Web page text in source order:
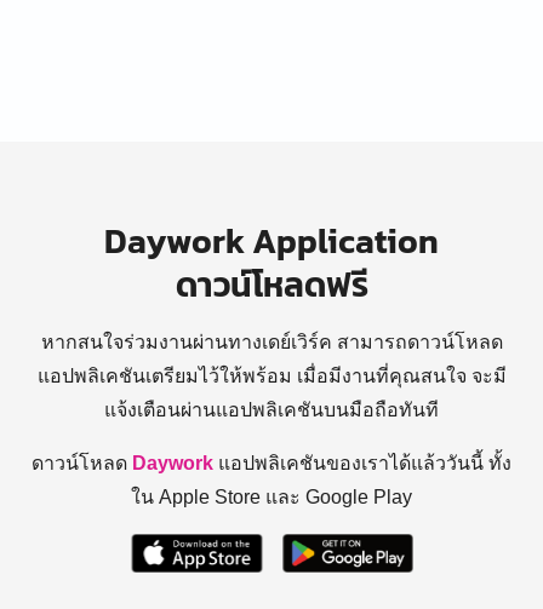
Daywork Application
ดาวน์โหลดฟรี
หากสนใจร่วมงานผ่านทางเดย์เวิร์ค สามารถดาวน์โหลด
แอปพลิเคชันเตรียมไว้ให้พร้อม เมื่อมีงานที่คุณสนใจ จะมี
แจ้งเตือนผ่านแอปพลิเคชันบนมือถือทันที
ดาวน์โหลด Daywork แอปพลิเคชันของเราได้แล้ววันนี้ ทั้ง
ใน Apple Store และ Google Play